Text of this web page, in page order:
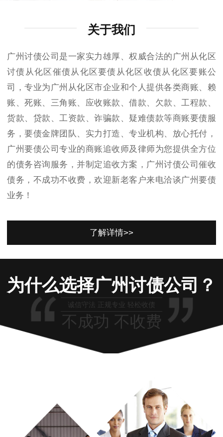
关于我们
广州讨债公司是一家实力雄厚、权威合法的广州从化区
讨债从化区催债从化区要债从化区收债从化区要账公
司，专业为广州从化区市企业和个人提供各类商账、赖
账、死账、三角账、应收账款、借款、欠款、工程款、
货款、贷款、工资款、诈骗款、疑难债款等商账要债服
务，要债金牌团队、实力打造、专业机构、放心托付，
广州要债公司专业的商账追收师及律师为您提供全方位
的债务咨询服务，并制定追收方案，广州讨债公司催收
债务，不成功不收费，欢迎新老客户来电洽谈广州要债
业务！
了解详情>>
为什么选择广州讨债公司？
诚信守法 正规专业 轻松收债
不成功 不收费